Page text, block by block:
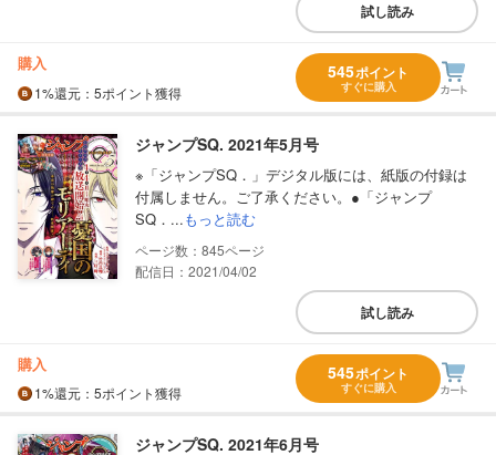
試し読み
購入
1%還元 ：5ポイント獲得
545ポイント
すぐに購入
ジャンプSQ. 2021年5月号
※「ジャンプSQ．」デジタル版には、紙版の付録は
付属しません。ご了承ください。●「ジャンプ
SQ．...もっと読む
845
配信日：2021/04/02
試し読み
購入
1%還元 ：5ポイント獲得
545ポイント
すぐに購入
ジャンプSQ. 2021年6月号